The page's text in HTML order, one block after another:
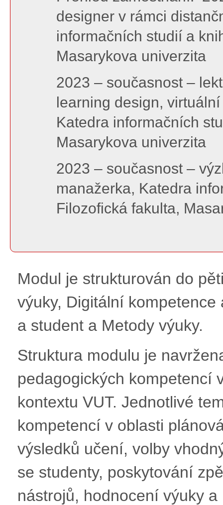
designer v rámci
informačních studií a
Masarykova univerzita
2023 – současnost –
learning design,
Katedra informačních
Masarykova univerzita
2023 – současnost –
manažerka, Katedra
Filozofická fakulta,
Modul je strukturován do
výuky, Digitální
a student a Metody výuky.
Struktura modulu je
pedagogických kompetencí
kontextu VUT. Jednotlivé
kompetencí v oblasti
výsledků učení, volby
se studenty, poskytování
nástrojů, hodnocení výuky